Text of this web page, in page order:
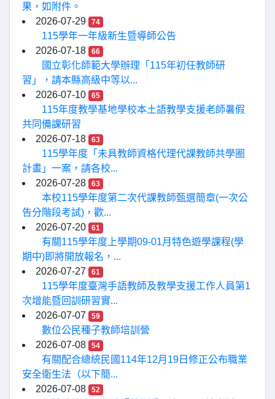
果，如附件。
2026-07-29
74
115學年一年級新生暨導師公告
2026-07-18
66
國立彰化師範大學辦理「115年初任教師研
習」，請本縣高級中等以...
2026-07-10
65
115年度教學基地學校本土語教學支援老師暑假
共同備課研習
2026-07-18
63
115學年度「未具教師資格代理代課教師共學圈
計畫」一案，請各校...
2026-07-28
63
本校115學年度第二次代課教師甄選簡章(一次公
告分階段考試)，歡...
2026-07-20
61
有關115學年度上學期09-01月特色遊學課程(學
期中)即將開放報名，...
2026-07-27
61
115學年度臺灣手語教師及教學支援工作人員第1
次增能暨回訓研習實...
2026-07-07
59
數位公民種子教師培訓營
2026-07-08
54
有關配合總統民國114年12月19日修正公布職業
安全衛生法（以下簡...
2026-07-08
52